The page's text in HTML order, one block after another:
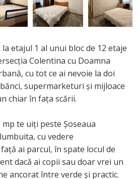
etajul 1 al unui bloc de 12 etaje
Colentina cu Doamna
cu tot ce ai nevoie la doi
supermarketuri și mijloace
chiar în fața scării.
te uiți peste Șoseaua
cu vedere
ai parcul, în spate locul de
dacă ai copii sau doar vrei un
ancorat între verde și practic.